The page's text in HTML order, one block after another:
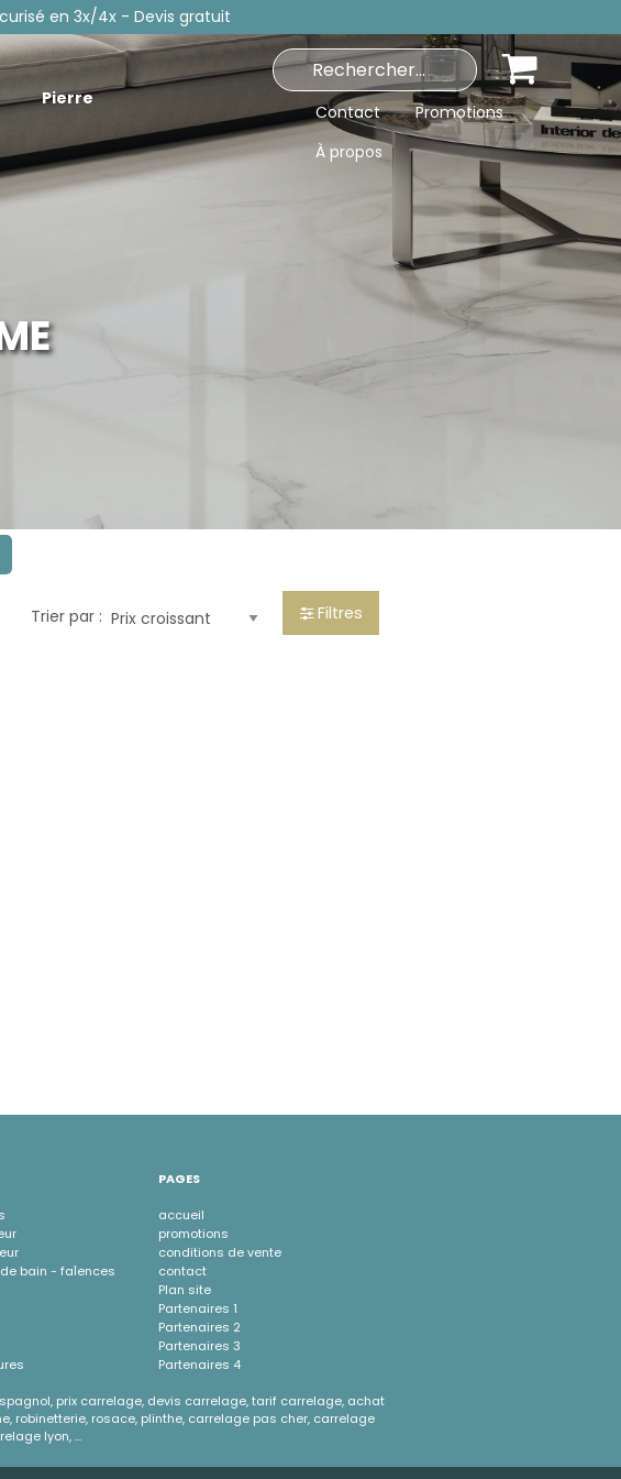
en 3x/4x - Devis gratuit
Pierre
Contact
Promotions
À propos
Trier par : Filtres
bain - faÏences
PAGES
accueil
promotions
conditions de vente
contact
Plan site
Partenaires 1
Partenaires 2
Partenaires 3
Partenaires 4
prix carrelage, devis carrelage, tarif carrelage, achat
robinetterie, rosace, plinthe, carrelage pas cher, carrelage
lyon, ...